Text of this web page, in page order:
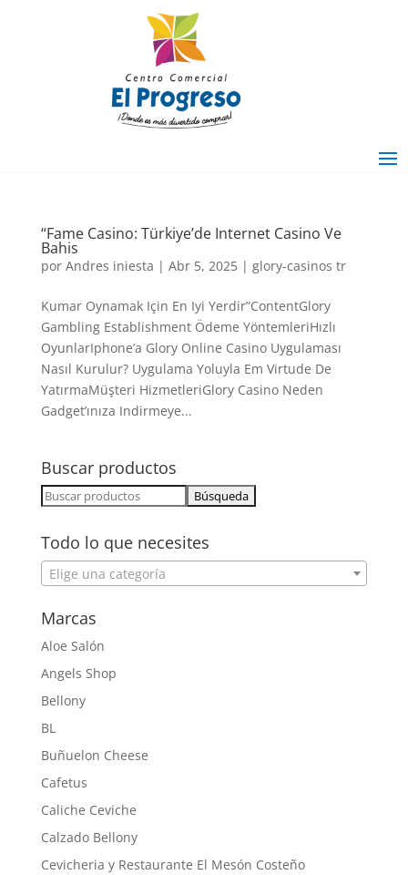
“Fame Casino: Türkiye’de Internet Casino Ve
Bahis
por Andres iniesta | Abr 5, 2025| glory-casinos tr
Kumar Oynamak Için En Iyi Yerdir”ContentGlory
Gambling Establishment Ödeme YöntemleriHızlı
OyunlarIphone’a Glory Online Casino Uygulaması
Nasıl Kurulur? Uygulama Yoluyla Em Virtude De
YatırmaMüşteri HizmetleriGlory Casino Neden
Gadget’ınıza Indirmeye...
Buscar productos
Buscar:
Todo lo que necesites
Elige una categoría
Marcas
Aloe Salón
Angels Shop
Bellony
BL
Buñuelon Cheese
Cafetus
Caliche Ceviche
Calzado Bellony
Cevicheria y Restaurante El Mesón Costeño